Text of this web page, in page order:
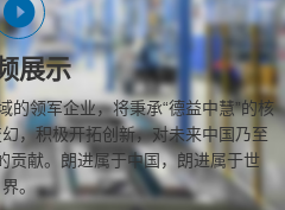
展示
的领军企业，将秉承“德益中慧”的核
，积极开拓创新，对未来中国乃至
贡献。朗进属于中国，朗进属于世
界。